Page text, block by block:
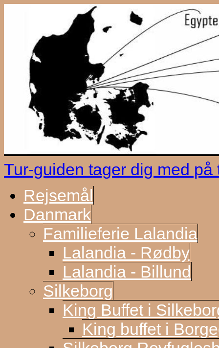
Tur-guiden tager dig med
Rejsemål
Danmark
Familieferie Lalandia
Lalandia - Rødby
Lalandia - Billund
Silkeborg
King Buffet i
King buffet i